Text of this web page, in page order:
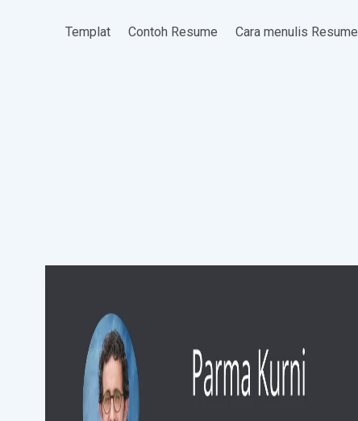
Templat Contoh Resume Cara menulis Resume